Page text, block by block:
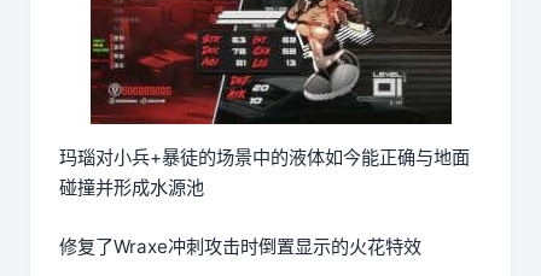
玛瑙对小兵+暴徒的场景中的液体如今能正确与地面
碰撞并形成水源池
修复了Wraxe冲刺攻击时倒置显示的火花特效